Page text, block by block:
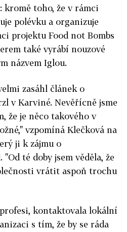
toho, že v rámci
polévku a organizuje
projektu Food not Bombs
také vyrábí nouzové
názvem Iglou.
zasáhl článek o
v Karviné. Nevěřícně jsme
že je něco takového v
vzpomíná Klečková na
ji k zájmu o
té doby jsem věděla, že
vrátit aspoň trochu
kontaktovala lokální
s tím, že by se ráda